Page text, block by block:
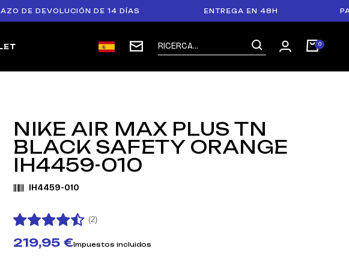
DE 14 DÍAS ENTREGA EN 48H PAGO EN
NIKE AIR MAX PLUS TN
BLACK SAFETY ORANGE
IH4459-010
IH4459-010
(2)
219,95 €Impuestos incluidos